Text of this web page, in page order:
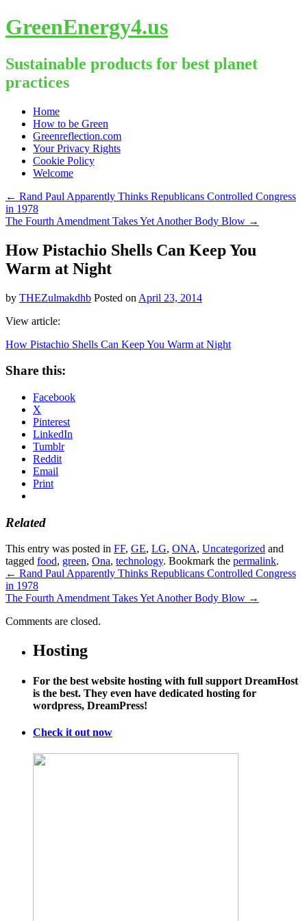
GreenEnergy4.us
Sustainable products for best planet
practices
Skip
content
Home
How to be Green
Greenreflection.com
Your Privacy Rights
Cookie Policy
Welcome
← Rand Paul Apparently Thinks Republicans Controlled Congress
in 1978
The Fourth Amendment Takes Yet Another Body Blow →
How Pistachio Shells Can Keep You
Warm at Night
by THEZulmakdhb Posted on April 23, 2014
View article:
How Pistachio Shells Can Keep You Warm at Night
Share this:
Facebook
X
Pinterest
LinkedIn
Tumblr
Reddit
Email
Print
Related
This entry was posted in FF, GE, LG, ONA, Uncategorized and
tagged food, green, Ona, technology. Bookmark the permalink.
← Rand Paul Apparently Thinks Republicans Controlled Congress
in 1978
The Fourth Amendment Takes Yet Another Body Blow →
Comments are closed.
Hosting
For the best website hosting with full support DreamHost
is the best. They even have dedicated hosting for
wordpress, DreamPress!
Check it out now